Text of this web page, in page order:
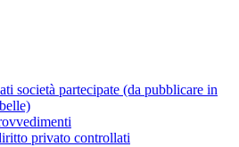
società partecipate (da pubblicare in
privato controllati